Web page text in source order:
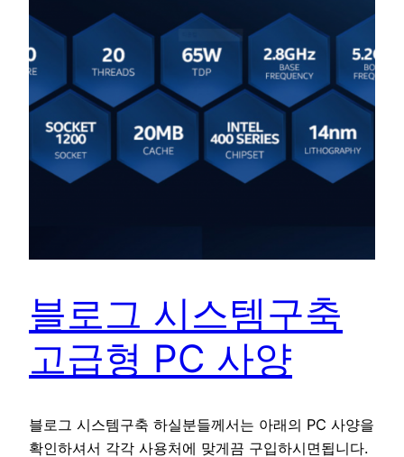
블로그 시스템구축
고급형 PC 사양
블로그 시스템구축 하실분들께서는 아래의 PC 사양을
확인하셔서 각각 사용처에 맞게끔 구입하시면됩니다.